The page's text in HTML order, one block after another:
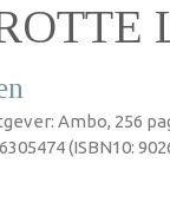
Ambo, 256
(ISBN10: